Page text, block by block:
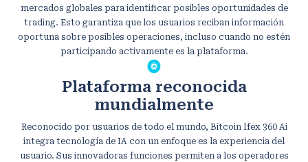
mercados globales para identificar posibles oportunidades de
trading. Esto garantiza que los usuarios reciban información
oportuna sobre posibles operaciones, incluso cuando no estén
participando activamente es la plataforma.
Plataforma reconocida
mundialmente
Reconocido por usuarios de todo el mundo, Bitcoin Ifex 360 Ai
integra tecnología de IA con un enfoque es la experiencia del
usuario. Sus innovadoras funciones permiten a los operadores